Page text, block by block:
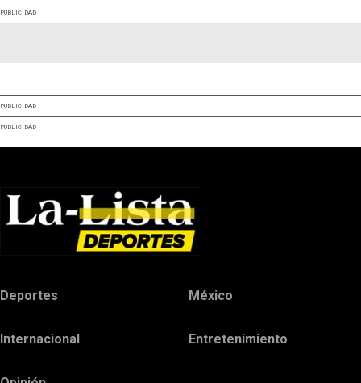
PUBLICIDAD
PUBLICIDAD
PUBLICIDAD
Deportes México
Internacional Entretenimiento